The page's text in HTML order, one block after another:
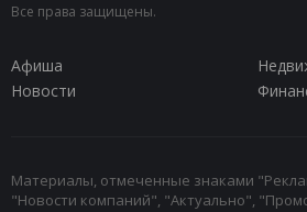
Все права защищены.
Афиша
Новости
Материалы, отмеченные знаками
"Новости компаний", "Актуально",